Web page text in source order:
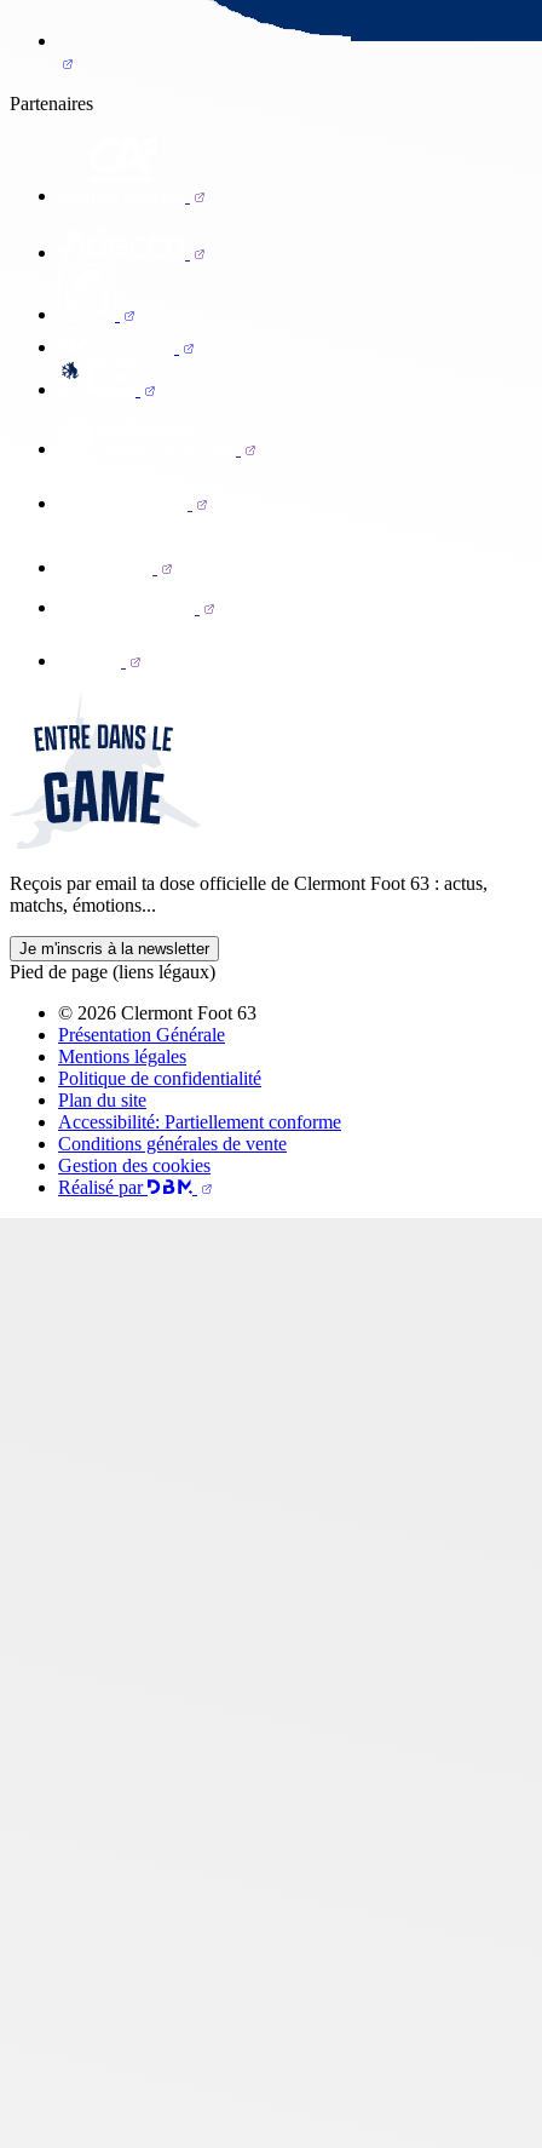
Partenaires
Reçois par email ta dose officielle de Clermont Foot 63 : actus,
matchs, émotions...
Je m'inscris à la newsletter
Pied de page (liens légaux)
© 2026 Clermont Foot 63
Présentation Générale
Mentions légales
Politique de confidentialité
Plan du site
Accessibilité: Partiellement conforme
Conditions générales de vente
Gestion des cookies
Réalisé par